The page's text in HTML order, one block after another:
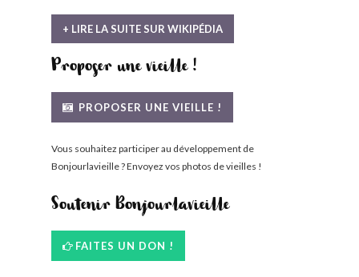
+ LIRE LA SUITE SUR WIKIPÉDIA
Proposer une vieille !
PROPOSER UNE VIEILLE !
Vous souhaitez participer au développement de
Bonjourlavieille ? Envoyez vos photos de vieilles !
Soutenir Bonjourlavieille
FAITES UN DON !